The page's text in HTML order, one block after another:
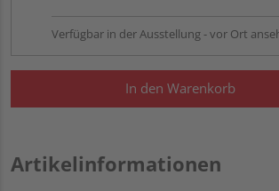
Verfügbar in der Ausstellung - vor Ort
In den Warenkorb
Artikelinformationen